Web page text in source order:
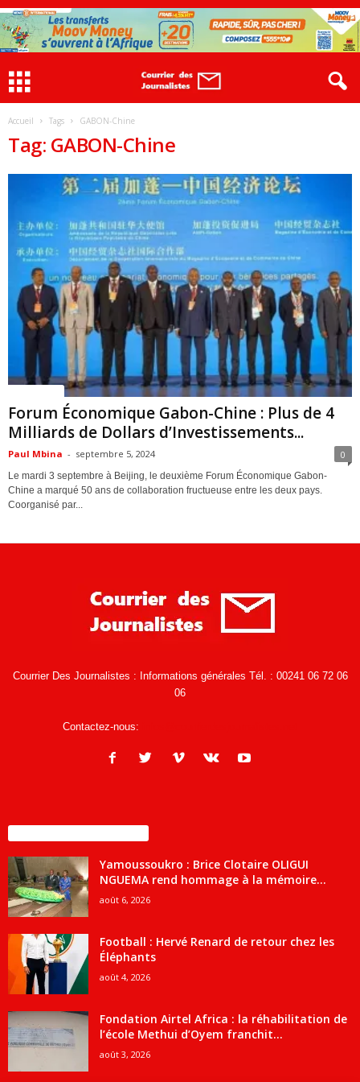
Accueil Tags GABON-Chine
Tag: GABON-Chine
Forum Économique Gabon-Chine : Plus de 4
Milliards de Dollars d’Investissements...
Paul Mbina - septembre 5, 2024 0
Le mardi 3 septembre à Beijing, le deuxième Forum Économique Gabon-
Chine a marqué 50 ans de collaboration fructueuse entre les deux pays.
Coorganisé par...
Courrier Des Journalistes : Informations générales Tél. : 00241 06 72 06
06
Contactez-nous:
Yamoussoukro : Brice Clotaire OLIGUI
NGUEMA rend hommage à la mémoire...
août 6, 2026
Football : Hervé Renard de retour chez les
Éléphants
août 4, 2026
Fondation Airtel Africa : la réhabilitation de
l’école Methui d’Oyem franchit...
août 3, 2026